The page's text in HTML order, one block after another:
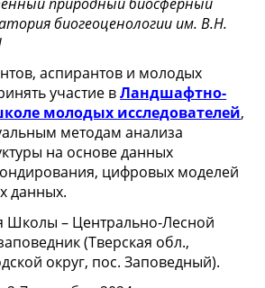
биогеоценологии им. В.Н.
аспирантов и молодых
участие вЛандшафтно-
молодых исследователей,
методам анализа
на основе данных
цифровых моделей
данных.
Школы – Центрально-Лесной
(Тверская обл.,
округ, пос. Заповедный).